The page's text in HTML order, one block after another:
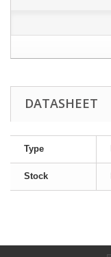
DATASHEET
Type
Stock